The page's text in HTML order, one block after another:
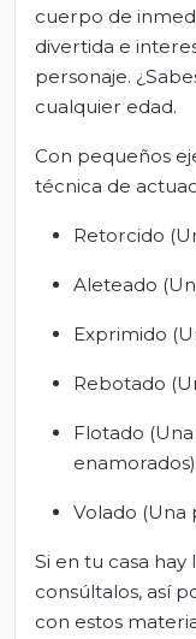
cuerpo de
divertida e
personaje.
cualquier edad.
Con pequeños
técnica de
Retorcido
Aleteado
Exprimido
Rebotado
Flotado
Volado (Una
Si en tu casa
consúltalos, así
con estos